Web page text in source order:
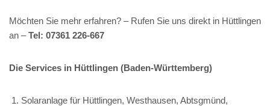
Möchten Sie mehr erfahren? – Rufen Sie uns direkt in Hüttlingen
an –Tel: 07361 226-667
Die Services in Hüttlingen (Baden-Württemberg)
Solaranlage für Hüttlingen, Westhausen, Abtsgmünd,